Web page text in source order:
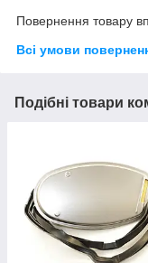
Повернення товару
Всі умови
Подібні товари